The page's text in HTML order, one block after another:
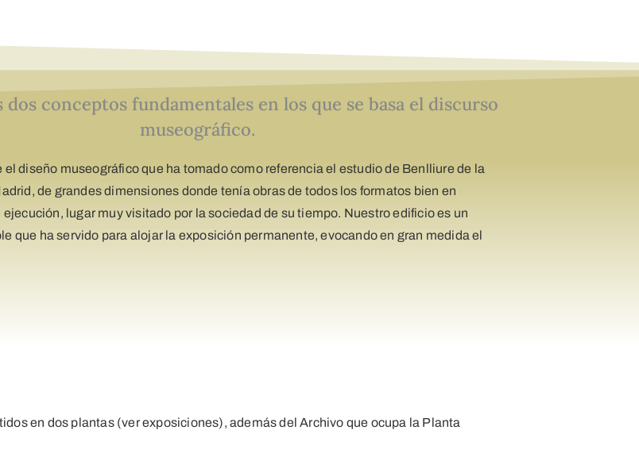
dos conceptos fundamentales en los que se basa el discurso
museográfico.
el diseño museográfico que ha tomado como referencia el estudio de Benlliure de la
de grandes dimensiones donde tenía obras de todos los formatos bien en
lugar muy visitado por la sociedad de su tiempo. Nuestro edificio es un
que ha servido para alojar la exposición permanente, evocando en gran medida el
en dos plantas (ver exposiciones), además del Archivo que ocupa la Planta